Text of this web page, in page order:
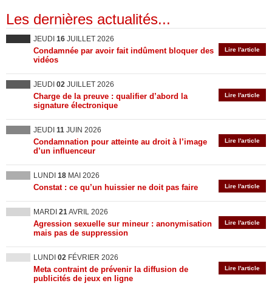
Les dernières actualités...
JEUDI 16 JUILLET 2026
Lire l'article
Condamnée par avoir fait indûment bloquer des
vidéos
JEUDI 02 JUILLET 2026
Lire l'article
Charge de la preuve : qualifier d’abord la
signature électronique
JEUDI 11 JUIN 2026
Lire l'article
Condamnation pour atteinte au droit à l’image
d’un influenceur
LUNDI 18 MAI 2026
Lire l'article
Constat : ce qu’un huissier ne doit pas faire
MARDI 21AVRIL 2026
Lire l'article
Agression sexuelle sur mineur : anonymisation
mais pas de suppression
LUNDI 02 FÉVRIER 2026
Lire l'article
Meta contraint de prévenir la diffusion de
publicités de jeux en ligne